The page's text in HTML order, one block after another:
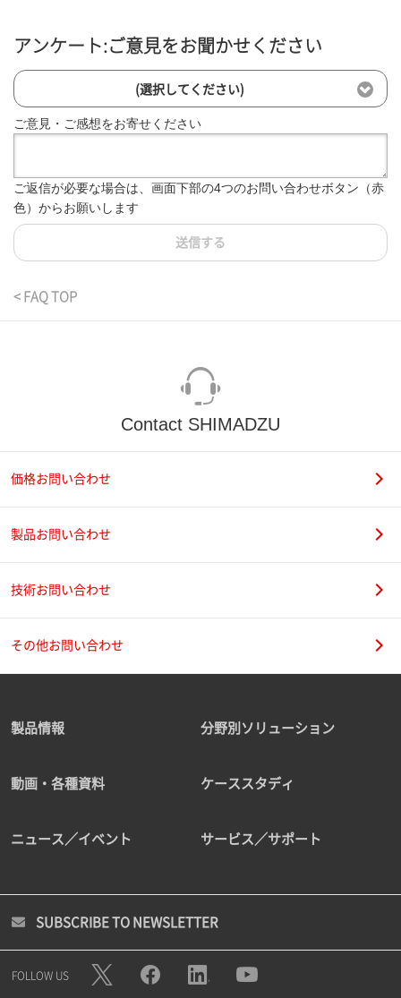
アンケート:ご意見をお聞かせください
(選択してください)
ご意見・ご感想をお寄せください
ご返信が必要な場合は、画面下部の4つのお問い合わせボタン（赤
色）からお願いします
送信する
< FAQ TOP
Contact SHIMADZU
価格お問い合わせ
製品お問い合わせ
技術お問い合わせ
その他お問い合わせ
製品情報 分野別ソリューション
動画・各種資料 ケーススタディ
ニュース／イベント サービス／サポート
SUBSCRIBE TO NEWSLETTER
FOLLOW US